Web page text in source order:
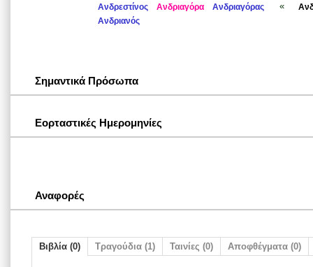
Ανδρεστίνος Ανδριαγόρα Ανδριαγόρας «
Ανδριανός
Σημαντικά Πρόσωπα
Εορταστικές Ημερομηνίες
Αναφορές
Βιβλία (0) Τραγούδια (1) Ταινίες (0) Αποφθέγματα (0)